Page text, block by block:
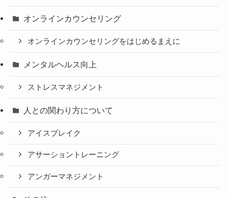
オンラインカウンセリング
オンラインカウンセリングをはじめるまえに
メンタルヘルス向上
ストレスマネジメント
人との関わり方について
アイスブレイク
アサーショントレーニング
アンガーマネジメント